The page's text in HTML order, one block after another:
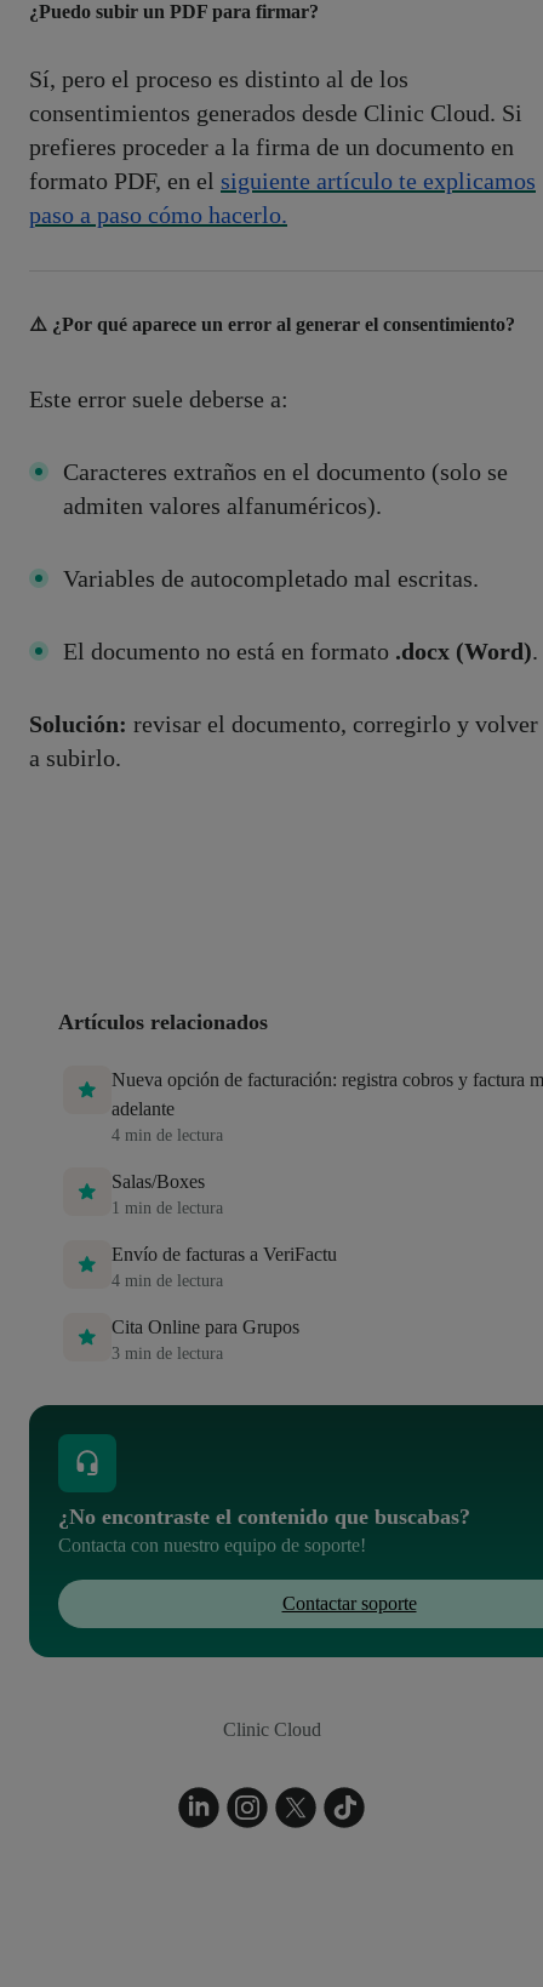
¿Puedo subir un PDF para firmar?
Sí, pero el proceso es distinto al de los
consentimientos generados desde Clinic Cloud. Si
prefieres proceder a la firma de un documento en
formato PDF, en el siguiente artículo te explicamos
paso a paso cómo hacerlo.
⚠️ ¿Por qué aparece un error al generar el consentimiento?
Este error suele deberse a:
Caracteres extraños en el documento (solo se
admiten valores alfanuméricos).
Variables de autocompletado mal escritas.
El documento no está en formato .docx (Word).
Solución: revisar el documento, corregirlo y volver
a subirlo.
Artículos relacionados
Nueva opción de facturación: registra cobros y factura
adelante
4 min de lectura
Salas/Boxes
1 min de lectura
Envío de facturas a VeriFactu
4 min de lectura
Cita Online para Grupos
3 min de lectura
¿No encontraste el contenido que buscabas?
Contacta con nuestro equipo de soporte!
Contactar soporte
Clinic Cloud